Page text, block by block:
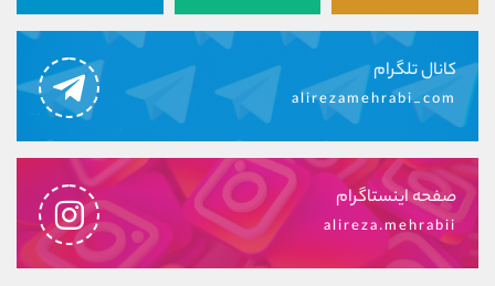
کانال تلگرام
alirezamehrabi_com
صفحه اینستاگرام
alireza.mehrabii